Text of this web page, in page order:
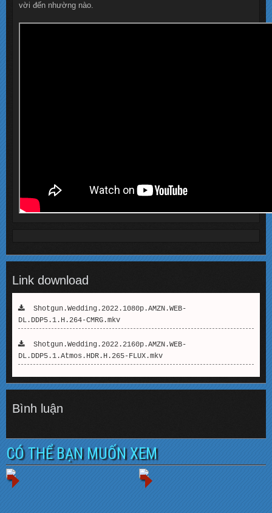
vời đến nhường nào.
Link download
Shotgun.Wedding.2022.1080p.AMZN.WEB-
DL.DDP5.1.H.264-CMRG.mkv
Shotgun.Wedding.2022.2160p.AMZN.WEB-
DL.DDP5.1.Atmos.HDR.H.265-FLUX.mkv
Bình luận
CÓ THỂ BẠN MUỐN XEM